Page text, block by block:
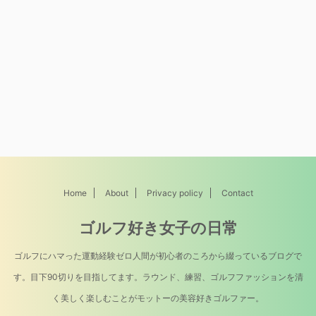
Home About Privacy policy Contact
ゴルフ好き女子の日常
ゴルフにハマった運動経験ゼロ人間が初心者のころから綴っているブログで
す。目下90切りを目指してます。ラウンド、練習、ゴルフファッションを清
く美しく楽しむことがモットーの美容好きゴルファー。